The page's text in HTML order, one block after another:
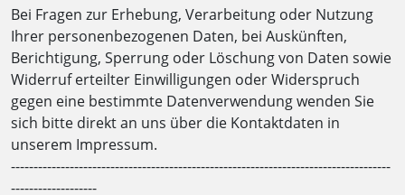
Bei Fragen zur Erhebung, Verarbeitung oder Nutzung
Ihrer personenbezogenen Daten, bei Auskünften,
Berichtigung, Sperrung oder Löschung von Daten sowie
Widerruf erteilter Einwilligungen oder Widerspruch
gegen eine bestimmte Datenverwendung wenden Sie
sich bitte direkt an uns über die Kontaktdaten in
unserem Impressum.
------------------------------------------------------------------------------------
-------------------